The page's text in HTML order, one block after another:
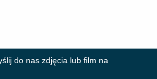
do nas zdjęcia lub film na